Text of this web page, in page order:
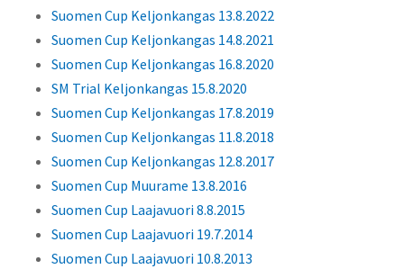
Suomen Cup Keljonkangas 13.8.2022
Suomen Cup Keljonkangas 14.8.2021
Suomen Cup Keljonkangas 16.8.2020
SM Trial Keljonkangas 15.8.2020
Suomen Cup Keljonkangas 17.8.2019
Suomen Cup Keljonkangas 11.8.2018
Suomen Cup Keljonkangas 12.8.2017
Suomen Cup Muurame 13.8.2016
Suomen Cup Laajavuori 8.8.2015
Suomen Cup Laajavuori 19.7.2014
Suomen Cup Laajavuori 10.8.2013